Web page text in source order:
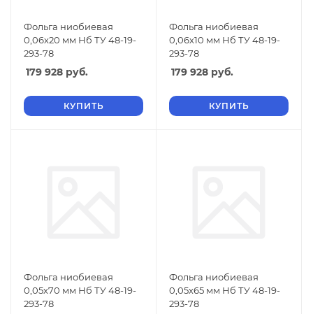
Фольга ниобиевая
0,06х20 мм Нб ТУ 48-19-
293-78
179 928 руб.
КУПИТЬ
Фольга ниобиевая
0,06х10 мм Нб ТУ 48-19-
293-78
179 928 руб.
КУПИТЬ
Фольга ниобиевая
0,05х70 мм Нб ТУ 48-19-
293-78
Фольга ниобиевая
0,05х65 мм Нб ТУ 48-19-
293-78